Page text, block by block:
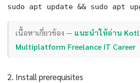
sudo apt update && sudo apt
เนื้อหาเกี่ยวข้อง — แนะนำให้อ่าน
Multiplatform Freelance IT Career
2. Install prerequisites